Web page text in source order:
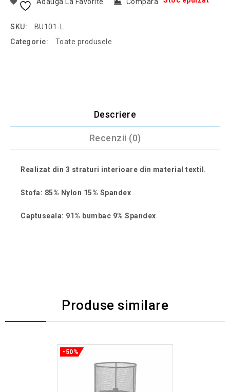
SKU:
BU101-L
Categorie:
Toate produsele
Descriere
Recenzii (0)
Realizat din 3 straturi interioare din material textil.
Stofa: 85% Nylon 15% Spandex
Captuseala: 91% bumbac 9% Spandex
Produse similare
-50%